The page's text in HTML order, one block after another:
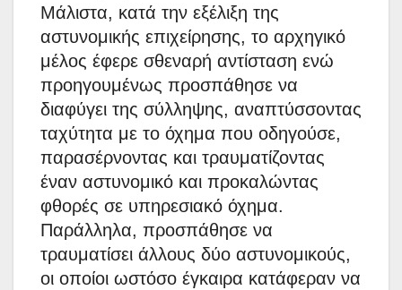
Μάλιστα, κατά την εξέλιξη της
αστυνομικής επιχείρησης, το αρχηγικό
μέλος έφερε σθεναρή αντίσταση ενώ
προηγουμένως προσπάθησε να
διαφύγει της σύλληψης, αναπτύσσοντας
ταχύτητα με το όχημα που οδηγούσε,
παρασέρνοντας και τραυματίζοντας
έναν αστυνομικό και προκαλώντας
φθορές σε υπηρεσιακό όχημα.
Παράλληλα, προσπάθησε να
τραυματίσει άλλους δύο αστυνομικούς,
οι οποίοι ωστόσο έγκαιρα κατάφεραν να